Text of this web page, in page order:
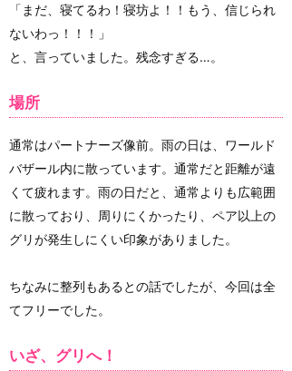
「まだ、寝てるわ！寝坊よ！！もう、信じられ
ないわっ！！！」
と、言っていました。残念すぎる…。
場所
通常はパートナーズ像前。雨の日は、ワールド
バザール内に散っています。通常だと距離が遠
くて疲れます。雨の日だと、通常よりも広範囲
に散っており、周りにくかったり、ペア以上の
グリが発生しにくい印象がありました。
ちなみに整列もあるとの話でしたが、今回は全
てフリーでした。
いざ、グリへ！